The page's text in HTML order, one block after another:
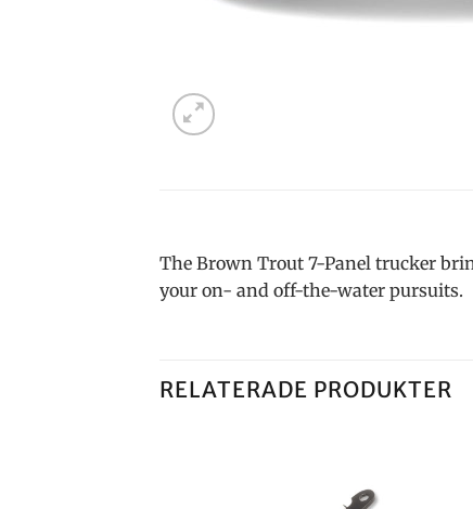
The Brown Trout 7-Panel trucker
your on- and off-the-water pursuits.
RELATERADE PRODUKTER